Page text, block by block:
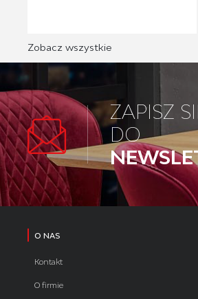
Zobacz wszystkie
ZAPISZ
DO
O NAS
Kontakt
O firmie